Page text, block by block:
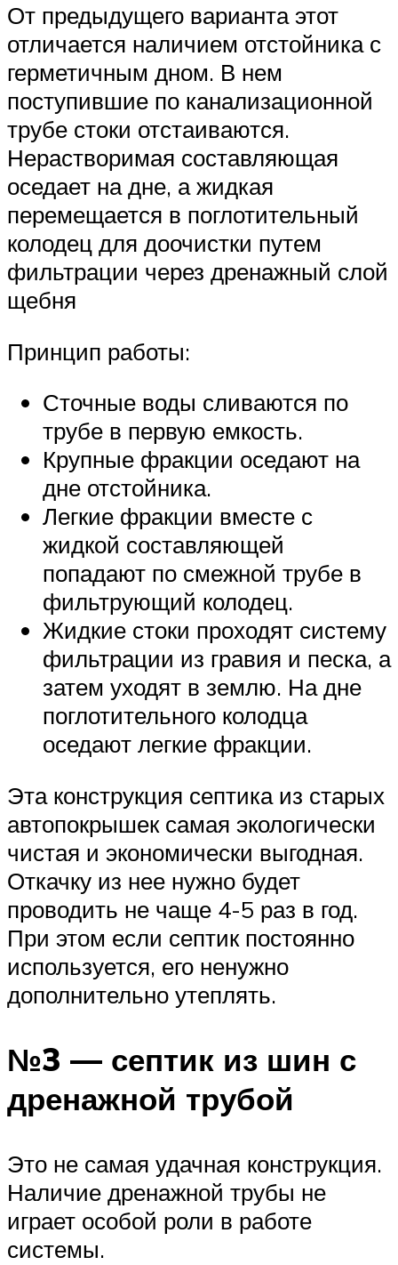
От предыдущего варианта этот
отличается наличием отстойника с
герметичным дном. В нем
поступившие по канализационной
трубе стоки отстаиваются.
Нерастворимая составляющая
оседает на дне, а жидкая
перемещается в поглотительный
колодец для доочистки путем
фильтрации через дренажный слой
щебня
Принцип работы:
Сточные воды сливаются по
трубе в первую емкость.
Крупные фракции оседают на
дне отстойника.
Легкие фракции вместе с
жидкой составляющей
попадают по смежной трубе в
фильтрующий колодец.
Жидкие стоки проходят систему
фильтрации из гравия и песка, а
затем уходят в землю. На дне
поглотительного колодца
оседают легкие фракции.
Эта конструкция септика из старых
автопокрышек самая экологически
чистая и экономически выгодная.
Откачку из нее нужно будет
проводить не чаще 4-5 раз в год.
При этом если септик постоянно
используется, его ненужно
дополнительно утеплять.
№3 — септик из шин с
дренажной трубой
Это не самая удачная конструкция.
Наличие дренажной трубы не
играет особой роли в работе
системы.